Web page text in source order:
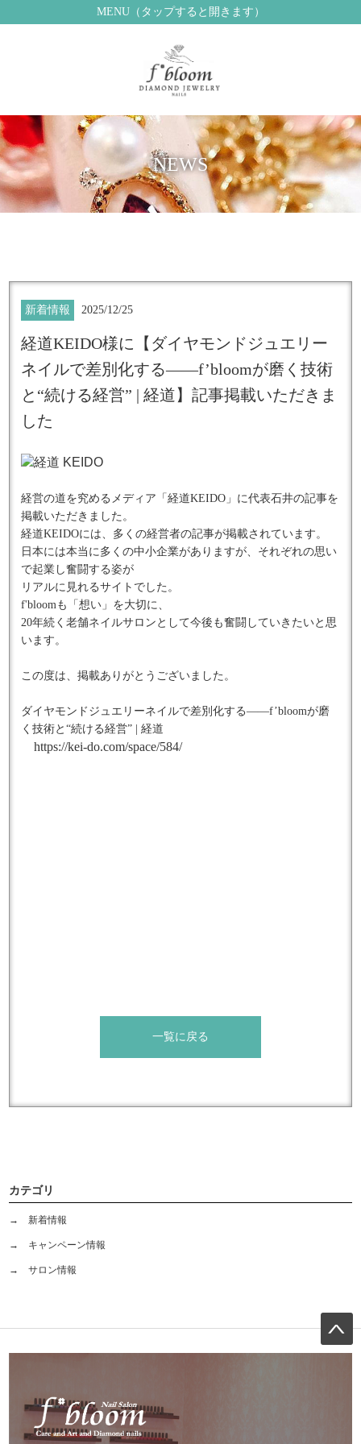
NEWS
新着情報 2025/12/25
経道KEIDO様に【ダイヤモンドジュエリー
ネイルで差別化する――f’bloomが磨く技術
と“続ける経営” | 経道】記事掲載いただきま
した
経営の道を究めるメディア「経道KEIDO」に代表石井の記事を
掲載いただきました。
経道KEIDOには、多くの経営者の記事が掲載されています。
日本には本当に多くの中小企業がありますが、それぞれの思い
で起業し奮闘する姿が
リアルに見れるサイトでした。
f'bloomも「想い」を大切に、
20年続く老舗ネイルサロンとして今後も奮闘していきたいと思
います。
この度は、掲載ありがとうございました。
ダイヤモンドジュエリーネイルで差別化する――f’bloomが磨
く技術と“続ける経営” | 経道
https://kei-do.com/space/584/
一覧に戻る
カテゴリ
→ 新着情報
→ キャンペーン情報
→ サロン情報
MENU（タップすると開きます）